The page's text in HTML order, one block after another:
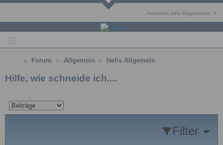
Anmelden oder Registrieren
Forum Allgemein Helis Allgemein
Hilfe, wie schneide ich....
Filter